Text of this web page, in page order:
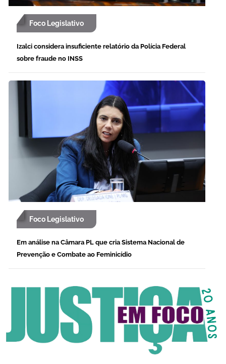
Foco Legislativo
Izalci considera insuficiente relatório da Polícia Federal
sobre fraude no INSS
Foco Legislativo
Em análise na Câmara PL que cria Sistema Nacional de
Prevenção e Combate ao Feminicídio